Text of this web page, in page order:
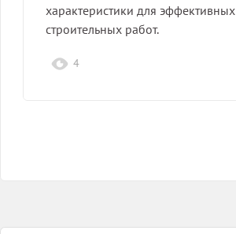
характеристики для эффективных
строительных работ.
4